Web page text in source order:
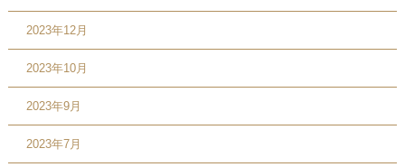
2023年12月
2023年10月
2023年9月
2023年7月